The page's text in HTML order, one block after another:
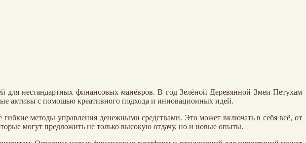
для нестандартных финансовых манёвров. В год Зелёной Деревянной Змеи Петухам
активы с помощью креативного подхода и инновационных идей.
методы управления денежными средствами. Это может включать в себя всё, от
могут предложить не только высокую отдачу, но и новые опыты.